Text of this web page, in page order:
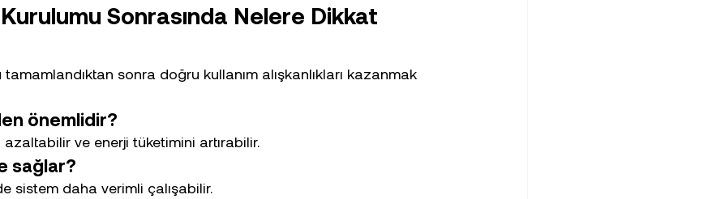
Sonrasında Nelere Dikkat
sonra doğru kullanım alışkanlıkları kazanmak
önemlidir?
azaltabilir ve enerji tüketimini artırabilir.
sağlar?
sistem daha verimli çalışabilir.